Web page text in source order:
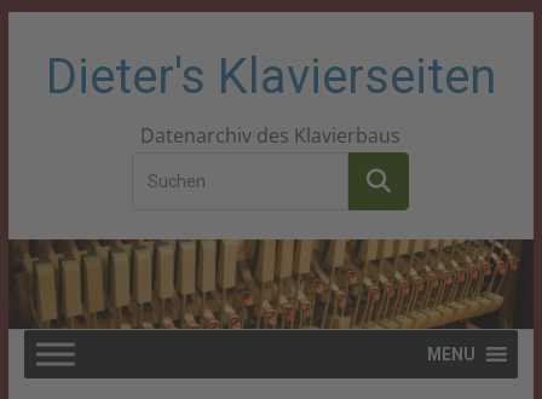
Dieter's Klavierseiten
Datenarchiv des Klavierbaus
MENU